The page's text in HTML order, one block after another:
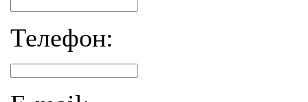
Телефон: